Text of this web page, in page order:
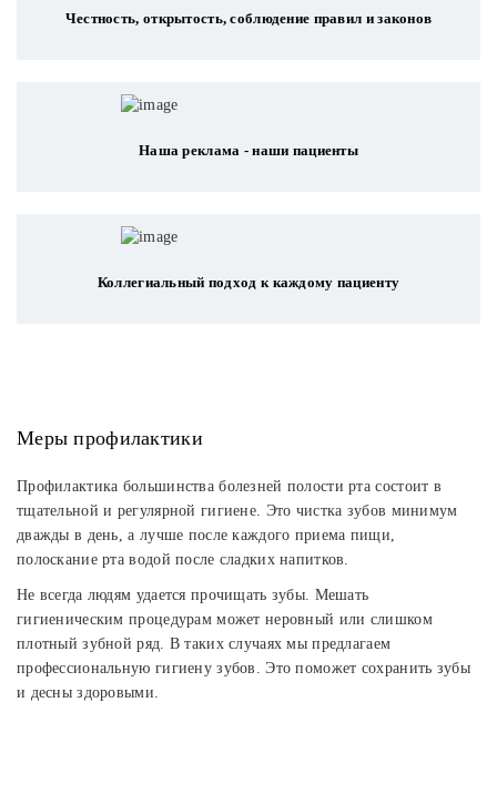
Честность, открытость, соблюдение правил и законов
Наша реклама - наши пациенты
Коллегиальный подход к каждому пациенту
Меры профилактики
Профилактика большинства болезней полости рта состоит в
тщательной и регулярной гигиене. Это чистка зубов минимум
дважды в день, а лучше после каждого приема пищи,
полоскание рта водой после сладких напитков.
Не всегда людям удается прочищать зубы. Мешать
гигиеническим процедурам может неровный или слишком
плотный зубной ряд. В таких случаях мы предлагаем
профессиональную гигиену зубов. Это поможет сохранить зубы
и десны здоровыми.